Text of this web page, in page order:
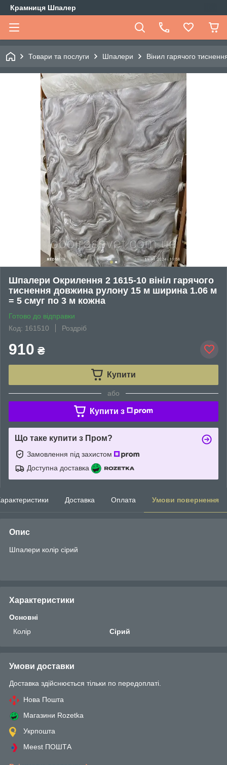
Крамниця Шпалер
Товари та послуги Шпалери Вінил гарячого
Шпалери Окрилення 2 1615-10 вініл гарячого
тиснення довжина рулону 15 м ширина 1.06 м
= 5 смуг по 3 м кожна
Готово до відправки
Код: 161510
Роздріб
910 ₴
Купити
або
Купити з
Що таке купити з Пром?
Замовлення під захистом
Доступна доставка
Доставка Оплата Умови повернення
Опис
Шпалери колір сірий
Характеристики
Основні
Колір
Сірий
Умови доставки
Доставка здійснюється тільки по передоплаті.
Нова Пошта
Магазини Rozetka
Укрпошта
Meest ПОШТА